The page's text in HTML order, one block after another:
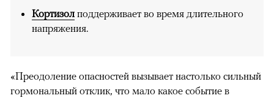
Кортизол поддерживает во время длительного
напряжения.
«Преодоление опасностей вызывает настолько сильный
гормональный отклик, что мало какое событие в